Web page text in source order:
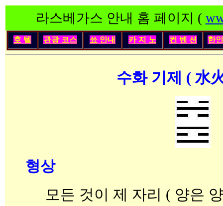
라스베가스 안내 홈 페이지 (
호 텔 관광 코스 쑈 안내 카 지 노 컨 벤 션 한인
수화 기제 ( 水
형상
모든 것이 제 자리 ( 양은